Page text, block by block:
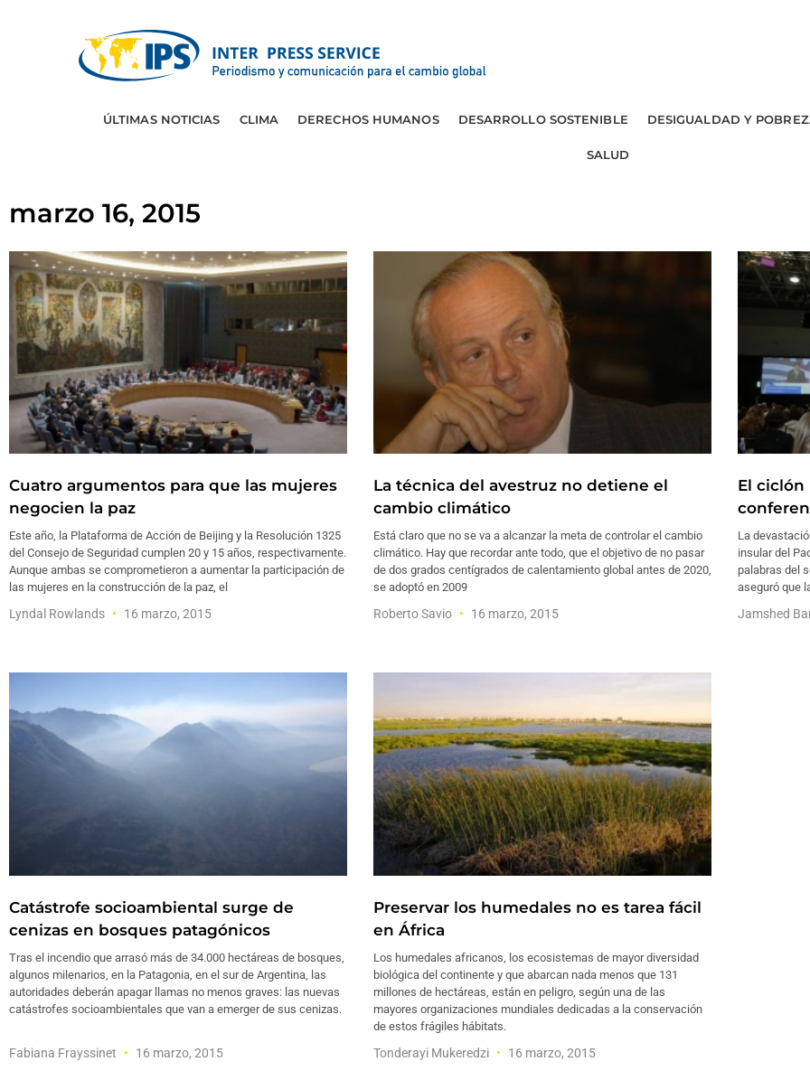
ÚLTIMAS NOTICIAS CLIMA DERECHOS HUMANOS DESARROLLO SOSTENIBLE DESIGUALDAD Y
SALUD
marzo 16, 2015
Cuatro argumentos para que las mujeres
negocien la paz
Este año, la Plataforma de Acción de Beijing y la Resolución 1325
del Consejo de Seguridad cumplen 20 y 15 años, respectivamente.
Aunque ambas se comprometieron a aumentar la participación de
las mujeres en la construcción de la paz, el
Lyndal Rowlands 16 marzo, 2015
La técnica del avestruz no detiene el
cambio climático
Está claro que no se va a alcanzar la meta de controlar el cambio
climático. Hay que recordar ante todo, que el objetivo de no pasar
de dos grados centígrados de calentamiento global antes de 2020,
se adoptó en 2009
Roberto Savio 16 marzo, 2015
El ciclón
La
insular del
palabras del
aseguró que
Jamshed
Catástrofe socioambiental surge de
cenizas en bosques patagónicos
Tras el incendio que arrasó más de 34.000 hectáreas de bosques,
algunos milenarios, en la Patagonia, en el sur de Argentina, las
autoridades deberán apagar llamas no menos graves: las nuevas
catástrofes socioambientales que van a emerger de sus cenizas.
Fabiana Frayssinet 16 marzo, 2015
Preservar los humedales no es tarea fácil
en África
Los humedales africanos, los ecosistemas de mayor diversidad
biológica del continente y que abarcan nada menos que 131
millones de hectáreas, están en peligro, según una de las
mayores organizaciones mundiales dedicadas a la conservación
de estos frágiles hábitats.
Tonderayi Mukeredzi 16 marzo, 2015